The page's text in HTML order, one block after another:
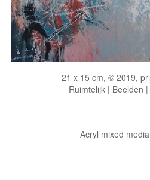
21 x 15 cm, © 2019,
Ruimtelijk | Beelden
Acryl mixed